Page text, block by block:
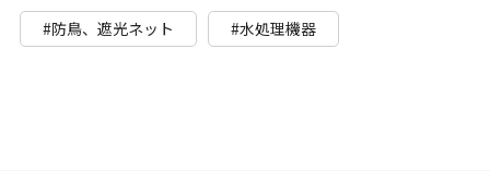
#防鳥、遮光ネット #水処理機器